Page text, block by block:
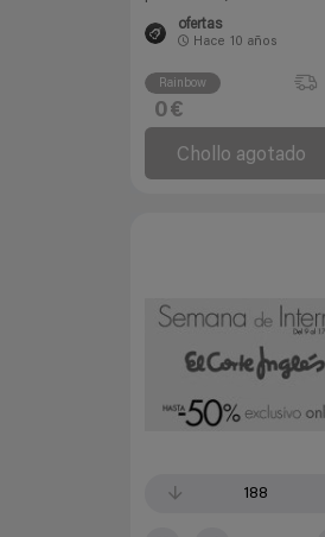
ofertas
Hace 10 años
Rainbow
0€
Chollo agotado
188